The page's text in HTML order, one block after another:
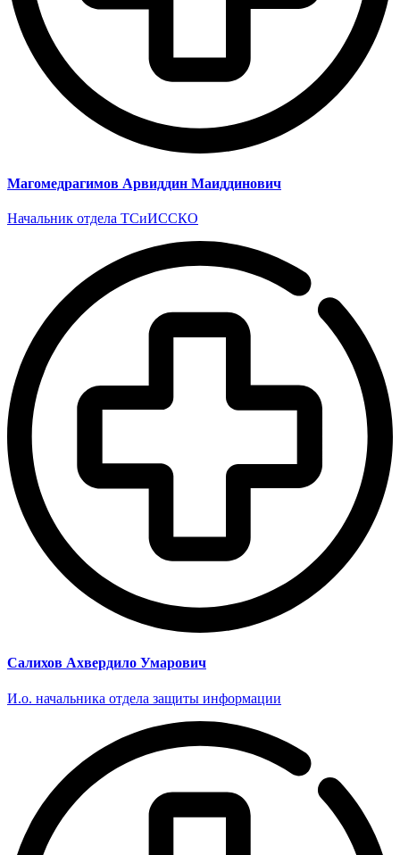
Магомедрагимов Арвиддин Маиддинович
Начальник отдела ТСиИССКО
Салихов Ахвердило Умарович
И.о. начальника отдела защиты информации